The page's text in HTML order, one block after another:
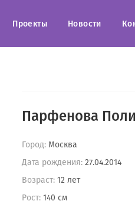
Проекты Новости
Парфенова
Город: Москва
Дата рождения: 27.04.2014
Возраст: 12 лет
Рост: 140 см